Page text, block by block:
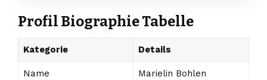
Profil Biographie Tabelle
Kategorie Details
Name Marielin Bohlen